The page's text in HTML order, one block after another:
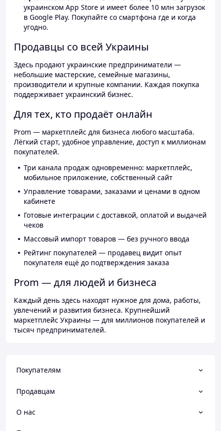
украинском App Store и имеет более 10 млн загрузок
в Google Play. Покупайте со смартфона где и когда
угодно.
Продавцы со всей Украины
Здесь продают украинские предприниматели —
небольшие мастерские, семейные магазины,
производители и крупные компании. Каждая покупка
поддерживает украинский бизнес.
Для тех, кто продаёт онлайн
Prom — маркетплейс для бизнеса любого масштаба.
Лёгкий старт, удобное управление, доступ к миллионам
покупателей.
Три канала продаж одновременно: маркетплейс,
мобильное приложение, собственный сайт
Управление товарами, заказами и ценами в одном
кабинете
Готовые интеграции с доставкой, оплатой и выдачей
чеков
Массовый импорт товаров — без ручного ввода
Рейтинг покупателей — продавец видит опыт
покупателя ещё до подтверждения заказа
Prom — для людей и бизнеса
Каждый день здесь находят нужное для дома, работы,
увлечений и развития бизнеса. Крупнейший
маркетплейс Украины — для миллионов покупателей и
тысяч предпринимателей.
Покупателям
Продавцам
О нас